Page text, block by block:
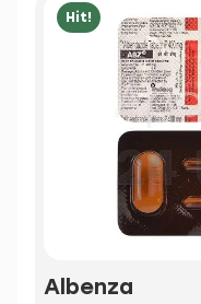
Hit!
Albenza